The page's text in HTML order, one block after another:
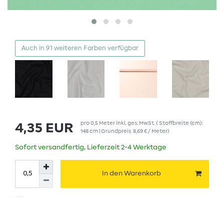
Auch in 91 weiteren Farben verfügbar
4,35 EUR pro0,5 Meterinkl. ges. MwSt. ( Stoffbreite (cm):
148 cm | Grundpreis 8,69 € / Meter)
Sofort versandfertig, Lieferzeit 2-4 Werktage
In den Warenkorb